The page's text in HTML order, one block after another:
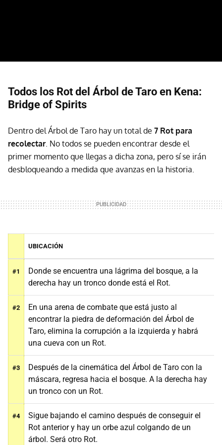
Todos los Rot del Árbol de Taro en Kena:
Bridge of Spirits
Dentro del Árbol de Taro hay un total de 7 Rot para
recolectar . No todos se pueden encontrar desde el
primer momento que llegas a dicha zona, pero sí se irán
desbloqueando a medida que avanzas en la historia.
UBICACIÓN
#1
Donde se encuentra una lágrima del bosque, a la
derecha hay un tronco donde está el Rot.
#2
En una arena de combate que está justo al
encontrar la piedra de deformación del Árbol de
Taro, elimina la corrupción a la izquierda y habrá
una cueva con un Rot.
#3
Después de la cinemática del Árbol de Taro con la
máscara, regresa hacia el bosque. A la derecha hay
un tronco con un Rot.
#4
Sigue bajando el camino después de conseguir el
Rot anterior y hay un orbe azul colgando de un
árbol. Será otro Rot.